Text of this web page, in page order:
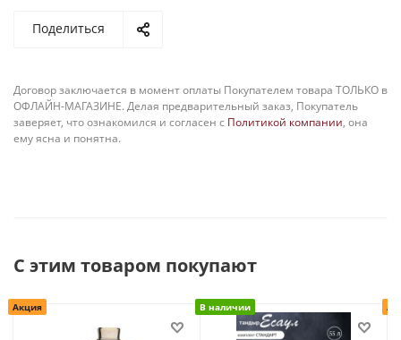
Поделиться
Договор заключается в момент оплаты Покупателем товара ТОЛЬКО в
ОФЛАЙН-МАГАЗИНЕ. Делая предварительный заказ, Покупатель
заверяет, что ознакомился и согласен с Политикой компании, она
ему ясна и понятна.
С этим товаром покупают
Акция В наличии